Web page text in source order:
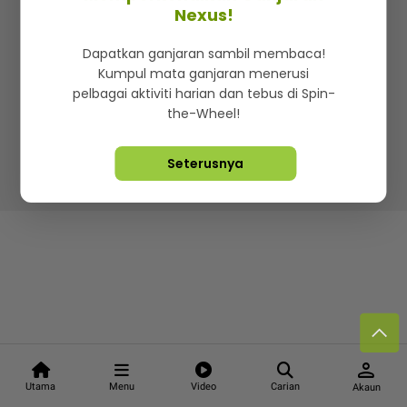
Utama Menu Video Carian
person
Akaun
Iklan di SMG360
Terma & Syarat Dasar Privasi
Lebih hot, viral dan sensasi
Hakcipta Terpelihara ©2026. Star Media Group Berhad
Nexus!
Dapatkan ganjaran sambil membaca!
Kumpul mata ganjaran menerusi
pelbagai aktiviti harian dan tebus di Spin-
the-Wheel!
Seterusnya